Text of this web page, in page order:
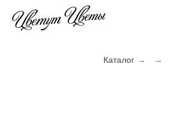
Каталог → →